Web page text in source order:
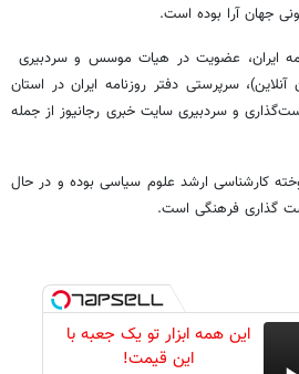
جهان آرا بوده است.
ایران، عضویت در هیات موسس و سردبیری
سرپرستی دفتر روزنامه ایران در استان
و سردبیری سایت خبری رجانیوز از جمله
و دانش‌آموخته کارشناسی ارشد علوم سیاسی بوده و در حال
گذاری فرهنگی است.
این همه ابزار تو یک جعبه با
این قیمت!